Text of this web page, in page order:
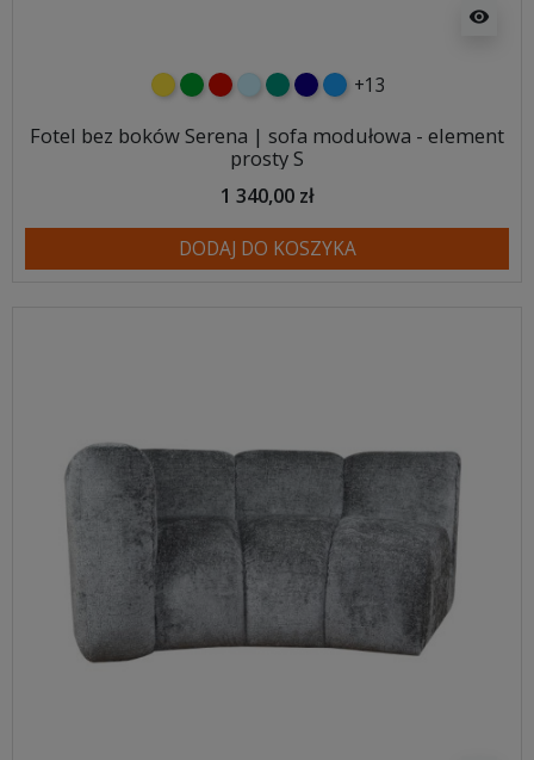
visibility
żółtyzielonyczerwony
błękitnyturkusowy
granatowy
niebieski
+13
Fotel bez boków Serena | sofa modułowa - element
prosty S
1 340,00 zł
DODAJ DO KOSZYKA